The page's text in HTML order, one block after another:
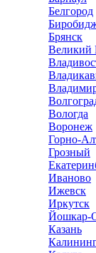
Белгород
Брянск
Великий
Вологда
Воронеж
Горно-
Грозный
Иваново
Ижевск
Иркутск
Йошкар-
Казань